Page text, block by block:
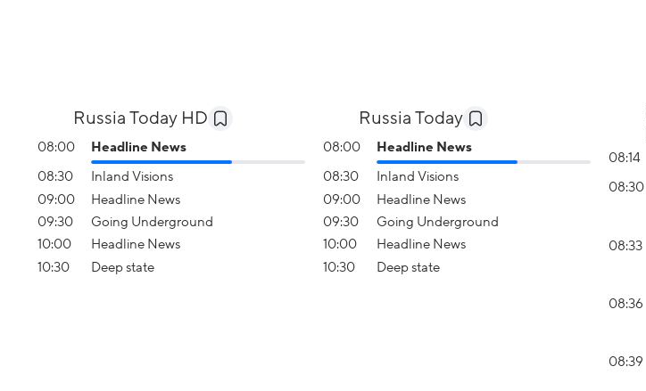
Russia Today HD
08:00 Headline News
08:30
Inland Visions
09:00
Headline News
09:30
Going Underground
10:00
Headline News
10:30
Deep state
Russia Today
08:00 Headline News
08:30
Inland Visions
09:00
Headline News
09:30
Going Underground
10:00
Headline News
10:30
Deep state
08:14
08:30
08:33
08:36
08:39